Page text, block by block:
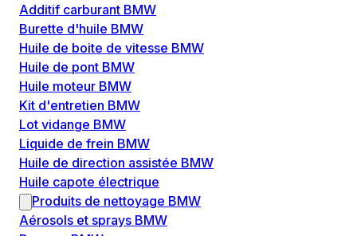
Additif carburant BMW
Burette d'huile BMW
Huile de boite de vitesse BMW
Huile de pont BMW
Huile moteur BMW
Kit d'entretien BMW
Lot vidange BMW
Liquide de frein BMW
Huile de direction assistée BMW
Huile capote électrique
Produits de nettoyage BMW
Aérosols et sprays BMW